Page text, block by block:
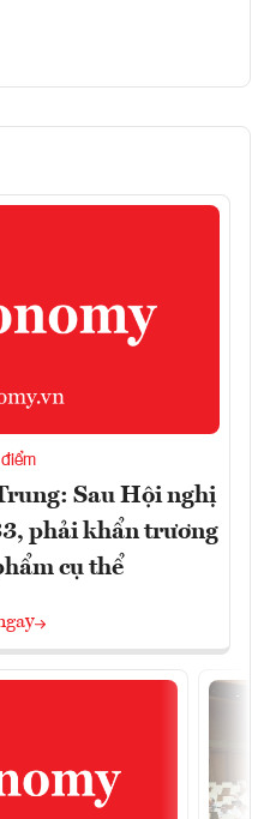
điểm
Sau Hội nghị
phải khẩn trương
cụ thể